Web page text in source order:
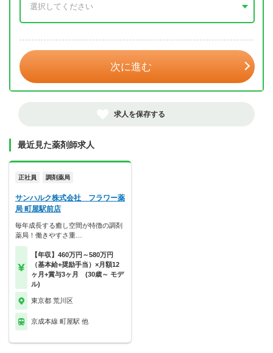
次に進む
求人を保存する
最近見た薬剤師求人
正社員 調剤薬局
サンハルク株式会社 フラワー薬
局 町屋駅前店
毎年成長する癒し空間が特徴の調剤
薬局！働きやすさ重…
【年収】460万円～580万円
（基本給+奨励手当）×月額12
ヶ月+賞与3ヶ月 (30歳～ モデ
ル)
東京都 荒川区
京成本線 町屋駅 他